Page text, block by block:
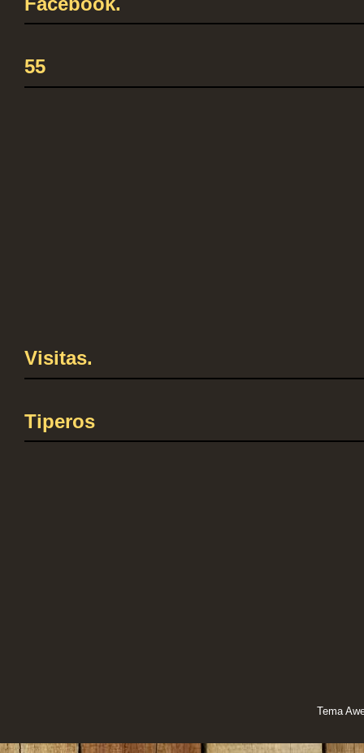
55
Visitas.
Tiperos
Tema